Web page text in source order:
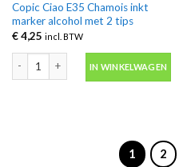
Copic Ciao E35 Chamois inkt
marker alcohol met 2 tips
€4,25 incl. BTW
IN WINKELWAGEN
1 2